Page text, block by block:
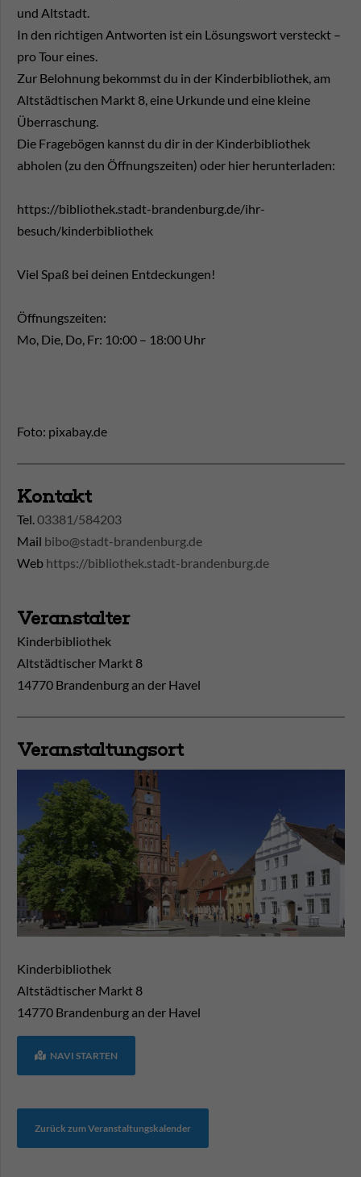
und Altstadt.
In den richtigen Antworten ist ein Lösungswort versteckt –
pro Tour eines.
Zur Belohnung bekommst du in der Kinderbibliothek, am
Altstädtischen Markt 8, eine Urkunde und eine kleine
Überraschung.
Die Fragebögen kannst du dir in der Kinderbibliothek
abholen (zu den Öffnungszeiten) oder hier herunterladen:
https://bibliothek.stadt-brandenburg.de/ihr-
besuch/kinderbibliothek
Viel Spaß bei deinen Entdeckungen!
Öffnungszeiten:
Mo, Die, Do, Fr: 10:00 – 18:00 Uhr
Foto: pixabay.de
Kontakt
Tel.03381/584203
Mail bibo@stadt-brandenburg.de
Web https://bibliothek.stadt-brandenburg.de
Veranstalter
Kinderbibliothek
Altstädtischer Markt 8
14770 Brandenburg an der Havel
Veranstaltungsort
Kinderbibliothek
Altstädtischer Markt 8
14770 Brandenburg an der Havel
NAVI STARTEN
Zurück zum Veranstaltungskalender